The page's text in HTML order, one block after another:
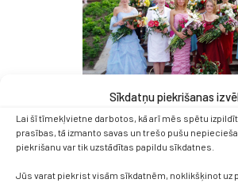
Sīkdatņu piekrišanas
Lai šī tīmekļvietne darbotos, kā arī mēs spētu
prasības, tā izmanto savas un trešo pušu
piekrišanu var tik uzstādītas papildu sīkdatnes.
Jūs varat piekrist visām sīkdatnēm, noklikšķinot uz